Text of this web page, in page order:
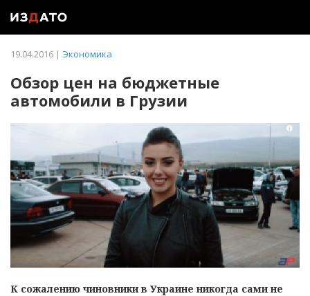
19.04.2016 | Экономика
Обзор цен на бюджетные
автомобили в Грузии
К сожалению чиновники в Украине никогда сами не